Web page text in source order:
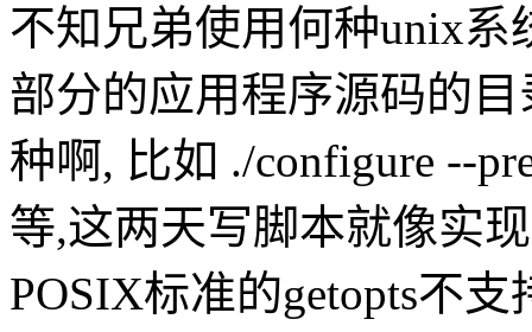
不知兄弟使用何种unix系
部分的应用程序源码的
种啊, 比如 ./configure --
等,这两天写脚本就像实
POSIX标准的getopts不